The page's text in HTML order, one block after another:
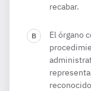
recabar.
El órgano